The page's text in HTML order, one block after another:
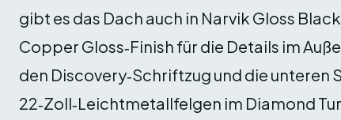
gibt es das Dach auch in Narvik Gloss
Copper Gloss‑Finish für die Details im
den Discovery‑Schriftzug und die unteren
22‑Zoll‑Leichtmetallfelgen im Diamond